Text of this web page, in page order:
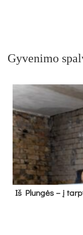
Gyvenimo
Iš Plungės – į